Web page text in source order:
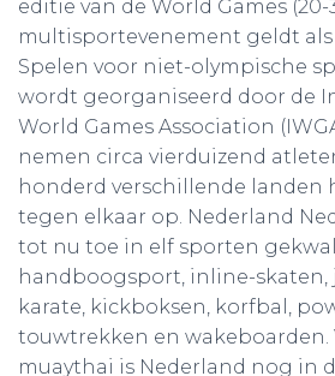
editie van de World Games (20-
multisportevenement geldt als
Spelen voor niet-olympische
wordt georganiseerd door de
World Games Association
nemen circa vierduizend
honderd verschillende landen
tegen elkaar op. Nederland
tot nu toe in elf sporten
handboogsport, inline-skaten,
karate, kickboksen, korfbal,
touwtrekken en wakeboarden.
muaythai is Nederland nog in